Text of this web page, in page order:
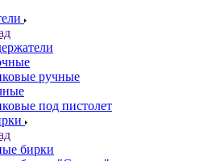
ручные
под пистолет
бирки